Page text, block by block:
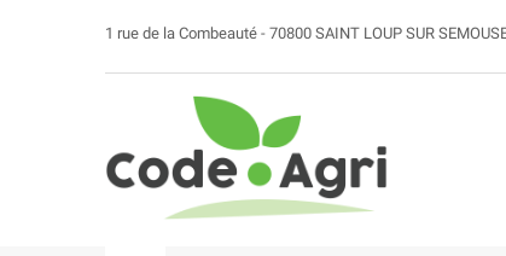
1 rue de la Combeauté - 70800 SAINT LOUP SUR